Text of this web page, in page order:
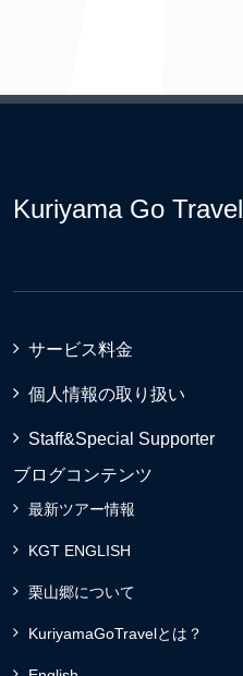
Kuriyama Go Travel
サービス料金
個人情報の取り扱い
Staff&Special Supporter
ブログコンテンツ
最新ツアー情報
KGT ENGLISH
栗山郷について
KuriyamaGoTravelとは？